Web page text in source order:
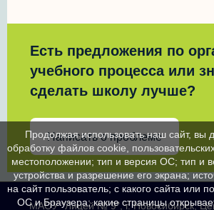
Есть предложения по
учебного процесса или
сделать школу лучше?
Написать о проблеме
МАОУ "Лицей № 9", г. Новосибирск,
Продолжая использовать наш сайт, вы
обработку файлов cookie,
местоположении; тип и версия ОС; тип и
устройства и разрешение его экрана;
на сайт пользователь; с какого сайта или
ОС и Браузера; какие страницы